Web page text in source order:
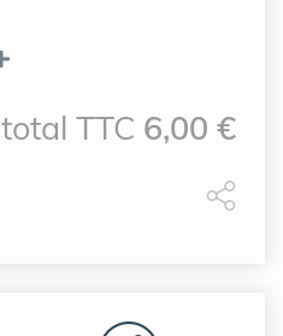
total TTC 6,00 €